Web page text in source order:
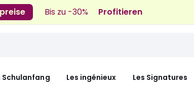
Bis zu -30% Profitieren
Schulanfang Les ingénieux Les Signatures